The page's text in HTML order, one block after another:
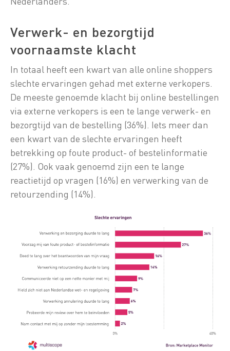
Verwerk- en bezorgtijd
voornaamste klacht
In totaal heeft een kwart van alle online shoppers
slechte ervaringen gehad met externe verkopers.
De meeste genoemde klacht bij online bestellingen
via externe verkopers is een te lange verwerk- en
bezorgtijd van de bestelling (36%). Iets meer dan
een kwart van de slechte ervaringen heeft
betrekking op foute product- of bestelinformatie
(27%). Ook vaak genoemd zijn een te lange
reactietijd op vragen (16%) en verwerking van de
retourzending (14%).